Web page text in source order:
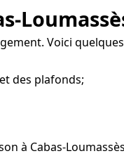
Voici
des plafonds;
à Cabas-